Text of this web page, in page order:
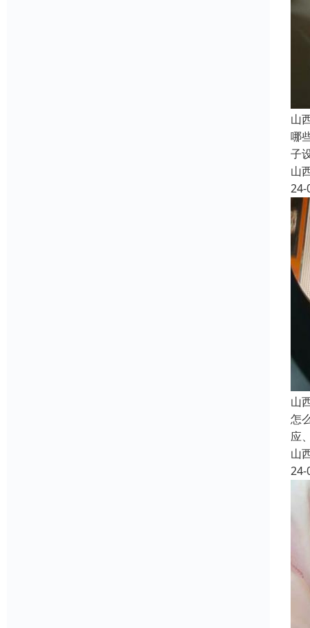
山
哪
子
山
24-
山
怎
应
山
24-